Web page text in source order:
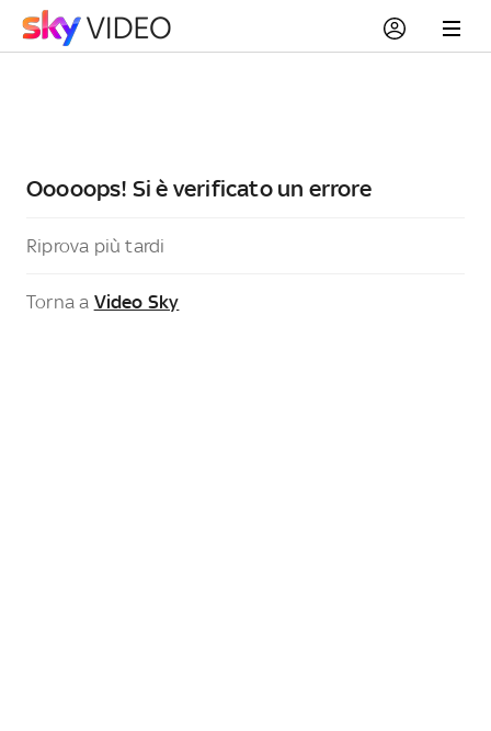
Ooooops! Si è verificato un errore
Riprova più tardi
Torna a Video Sky